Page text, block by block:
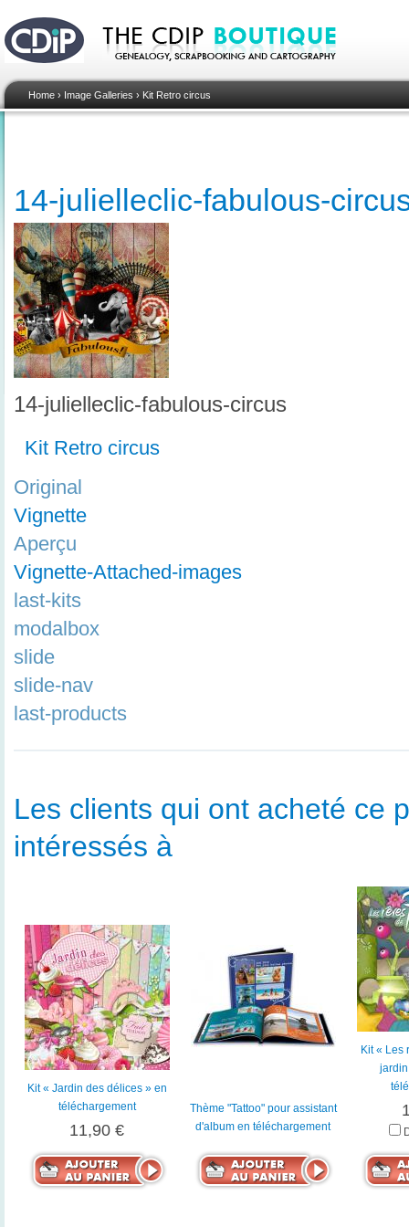
Home › Image Galleries › Kit Retro circus
14-julielleclic-fabulous-
14-julielleclic-fabulous-circus
Kit Retro circus
Original
Vignette
Aperçu
Vignette-Attached-images
last-kits
modalbox
slide
slide-nav
last-products
Les clients qui ont acheté ce
intéressés à
Kit « Jardin des délices » en
téléchargement
11,90 €
Thème "Tattoo" pour assistant
d'album en téléchargement
Kit « Les